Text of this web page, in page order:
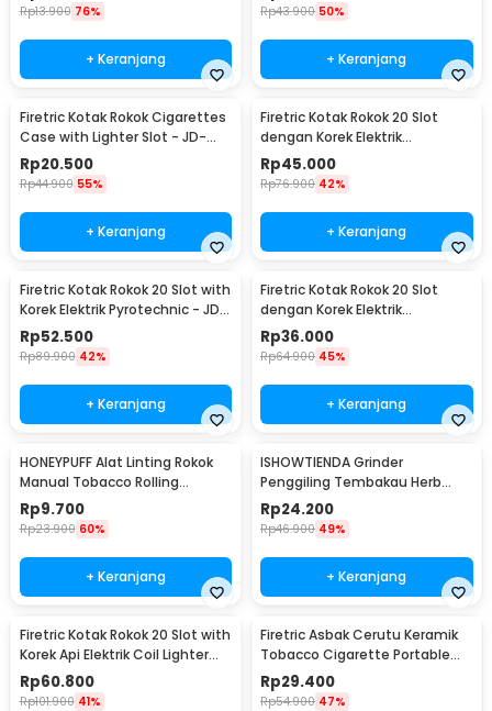
Rp13.900 76%
+ Keranjang
Rp43.900 50%
+ Keranjang
Firetric Kotak Rokok Cigarettes
Case with Lighter Slot - JD-
YH001
Rp20.500
Rp44.900 55%
+ Keranjang
Firetric Kotak Rokok 20 Slot
dengan Korek Elektrik
Pyrotechnic - JD-YH048
Rp45.000
Rp76.900 42%
+ Keranjang
Firetric Kotak Rokok 20 Slot with
Korek Elektrik Pyrotechnic - JD-
YH051
Rp52.500
Rp89.900 42%
+ Keranjang
Firetric Kotak Rokok 20 Slot
dengan Korek Elektrik
Pyrotechnic - HD-KS-A6
Rp36.000
Rp64.900 45%
+ Keranjang
HONEYPUFF Alat Linting Rokok
Manual Tobacco Rolling
Machine 6-8x110mm - QQ001
Rp9.700
Rp23.900 60%
+ Keranjang
ISHOWTIENDA Grinder
Penggiling Tembakau Herb
Crusher Magnetic 3 Layer -
LST-24
Rp24.200
Rp46.900 49%
+ Keranjang
Firetric Kotak Rokok 20 Slot with
Korek Api Elektrik Coil Lighter
USB - JD-YH020
Rp60.800
Rp101.900 41%
Firetric Asbak Cerutu Keramik
Tobacco Cigarette Portable
Ashtray - JL10
Rp29.400
Rp54.900 47%